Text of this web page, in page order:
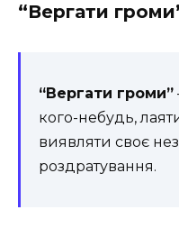
“Вергати
“Вергати громи”
кого-небудь,
виявляти своє
роздратування.